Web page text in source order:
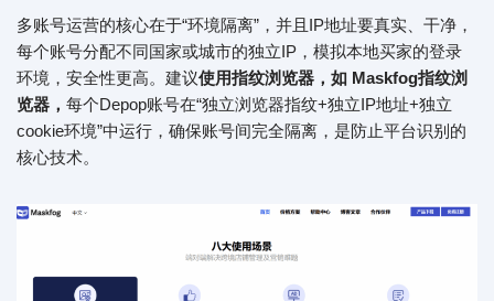
多账号运营的核心在于“环境隔离”，并且IP地址要真实、干净，
每个账号分配不同国家或城市的独立IP，模拟本地买家的登录
环境，安全性更高。建议使用指纹浏览器 ， 如 Maskfog指纹浏
览器 ， 每个Depop账号在“独立浏览器指纹+独立IP地址+独立
cookie环境”中运行，确保账号间完全隔离，是防止平台识别的
核心技术。